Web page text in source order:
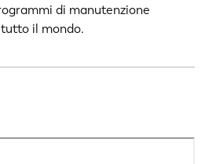
di manutenzione
il mondo.